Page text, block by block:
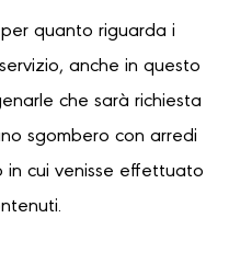
quanto riguarda i
anche in questo
che sarà richiesta
sgombero con arredi
cui venisse effettuato